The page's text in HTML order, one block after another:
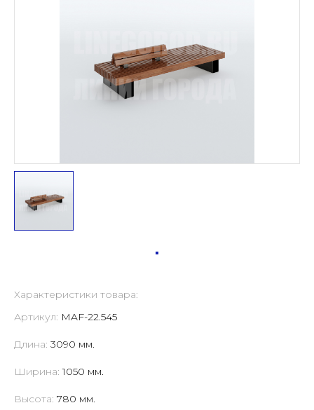
Характеристики товара:
Артикул: MAF-22.545
Длина: 3090 мм.
Ширина:1050 мм.
Высота: 780 мм.